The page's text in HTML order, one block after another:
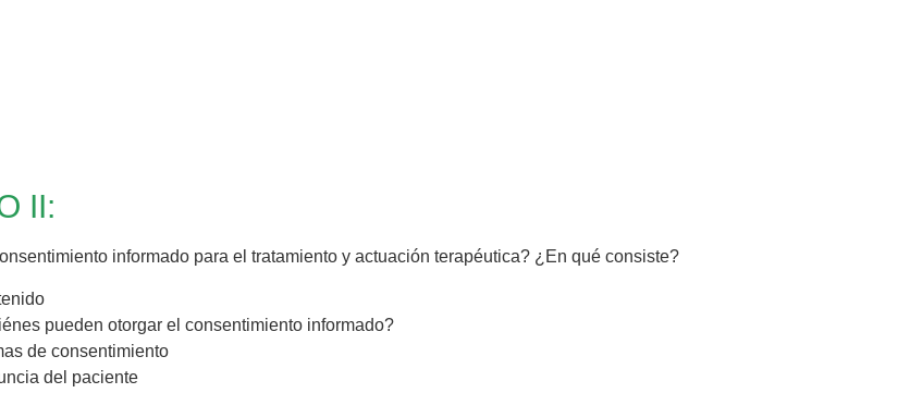
II:
informado para el tratamiento y actuación terapéutica? ¿En qué consiste?
pueden otorgar el consentimiento informado?
de consentimiento
del paciente